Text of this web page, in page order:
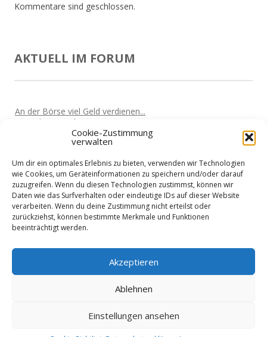
Cookie-Zustimmung
verwalten
Um dir ein optimales Erlebnis zu bieten, verwenden wir Technologien
wie Cookies, um Geräteinformationen zu speichern und/oder darauf
zuzugreifen. Wenn du diesen Technologien zustimmst, können wir
Daten wie das Surfverhalten oder eindeutige IDs auf dieser Website
verarbeiten. Wenn du deine Zustimmung nicht erteilst oder
zurückziehst, können bestimmte Merkmale und Funktionen
beeinträchtigt werden.
Akzeptieren
Ablehnen
Einstellungen ansehen
Kommentare sind geschlossen.
AKTUELL IM FORUM
An der Börse viel Geld verdienen...
Miki Vor 5 Jahren
Wo bekomme ich als Freiberufler ein Darlehen?
Günstige Darlehen für Unternehmer?
VonMarta Vor 5 Jahren
Lohnt ein Wechsel?
VonHorstVor 5 Jahren
Kostenloser Darlehensrechner gesucht